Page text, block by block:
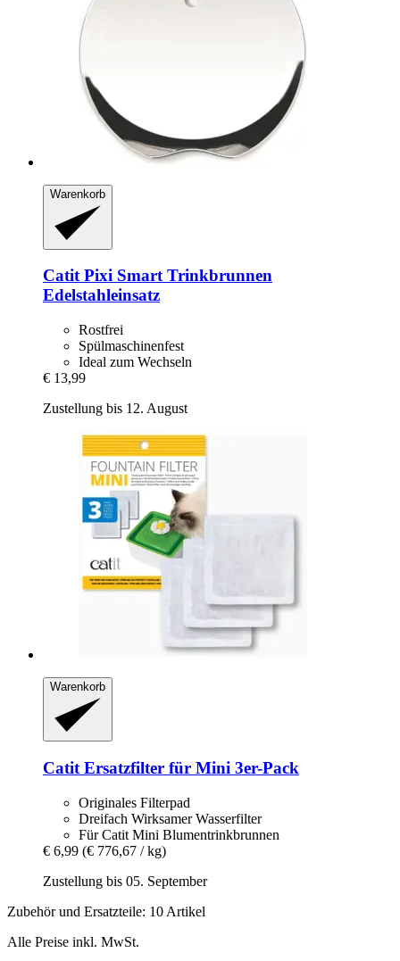
Warenkorb
CatitPixi Smart Trinkbrunnen
Edelstahleinsatz
Rostfrei
Spülmaschinenfest
Ideal zum Wechseln
€ 13,99
Zustellung bis 12. August
Warenkorb
CatitErsatzfilter für Mini 3er-​Pack
Originales Filterpad
Dreifach Wirksamer Wasserfilter
Für Catit Mini Blumentrinkbrunnen
€ 6,99 (€ 776,67 / kg)
Zustellung bis 05. September
Zubehör und Ersatzteile: 10 Artikel
Alle Preise inkl. MwSt.